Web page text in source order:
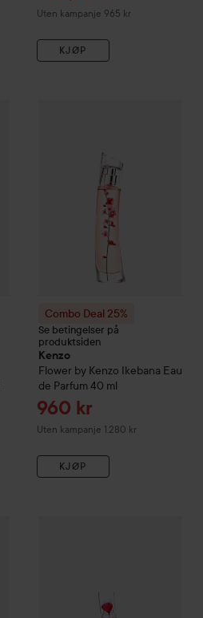
Uten kampanje 965 kr
KJØP
Combo Deal 25%
Se betingelser på
produktsiden
Kenzo
Flower by Kenzo Ikebana Eau
de Parfum40 ml
Tilbudspris
960 kr
Uten kampanje 1.280 kr
KJØP